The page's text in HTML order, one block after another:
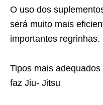
O uso dos
será muito mais
importantes regrinhas.
Tipos mais
faz Jiu- Jitsu